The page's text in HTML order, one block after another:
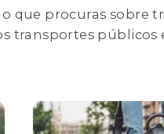
que procuras sobre
transportes públicos